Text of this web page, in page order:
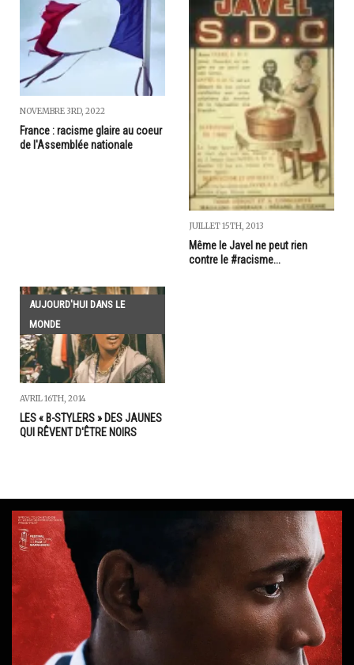
NOVEMBRE 3RD, 2022
France : racisme glaire au coeur
de l'Assemblée nationale
JUILLET 15TH, 2013
Même le Javel ne peut rien
contre le #racisme...
AUJOURD'HUI DANS LE
MONDE
AVRIL 16TH, 2014
LES « B-STYLERS » DES JAUNES
QUI RÊVENT D'ÊTRE NOIRS